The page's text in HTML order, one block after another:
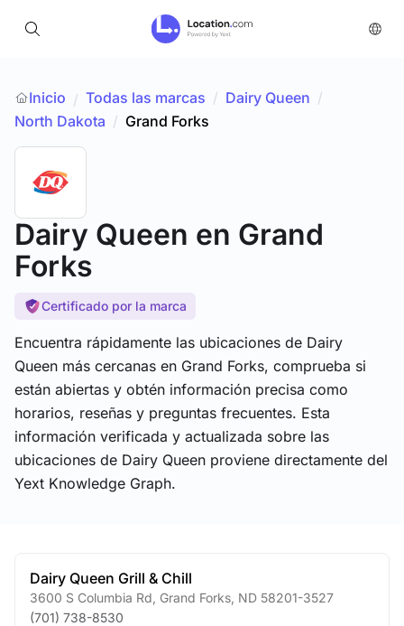
Inicio / Todas las marcas / Dairy Queen /
North Dakota / Grand Forks
Dairy Queen en Grand
Forks
Certificado por la marca
Encuentra rápidamente las ubicaciones de Dairy
Queen más cercanas en Grand Forks, comprueba si
están abiertas y obtén información precisa como
horarios, reseñas y preguntas frecuentes. Esta
información verificada y actualizada sobre las
ubicaciones de Dairy Queen proviene directamente del
Yext Knowledge Graph.
Dairy Queen Grill & Chill
3600 S Columbia Rd Grand Forks ND 58201-3527
(701) 738-8530